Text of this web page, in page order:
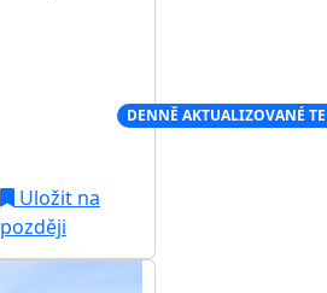
DENNĚ AKTUALIZOVANÉ
Uložit na
později